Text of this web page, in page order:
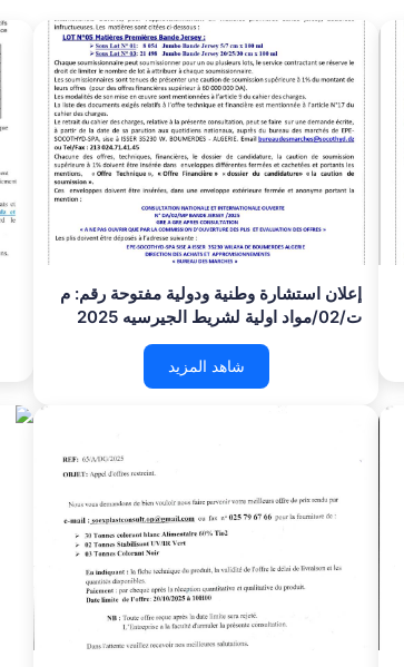
إعلان استشارة وطنية ودولية مفتوحة رقم: م
ت/02/مواد اولية لشريط الجيرسيه 2025
شاهد المزيد